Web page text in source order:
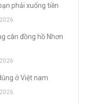
phải xuống tiền
cân đồng hồ Nhơn
ở Việt nam